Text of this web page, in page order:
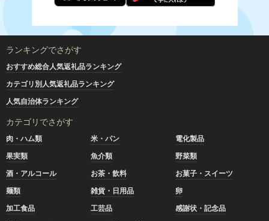
ランキングでさがす
おすすめ総合人気返礼品ランキング
カテゴリ別人気返礼品ランキング
人気自治体ランキング
カテゴリでさがす
肉・ハム類 米・パン
電化製品
果実類
魚介類
野菜類
酒・アルコール
お茶・飲料
お菓子・スイーツ
麺類
雑貨・日用品
卵
加工食品
工芸品
感謝状・記念品